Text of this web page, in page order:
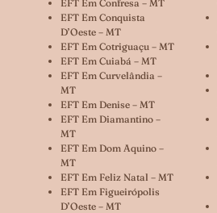
EFT Em Confresa – MT
EFT Em Conquista
D’Oeste – MT
EFT Em Cotriguaçu – MT
EFT Em Cuiabá – MT
EFT Em Curvelândia –
MT
EFT Em Denise – MT
EFT Em Diamantino –
MT
EFT Em Dom Aquino –
MT
EFT Em Feliz Natal – MT
EFT Em Figueirópolis
D’Oeste – MT